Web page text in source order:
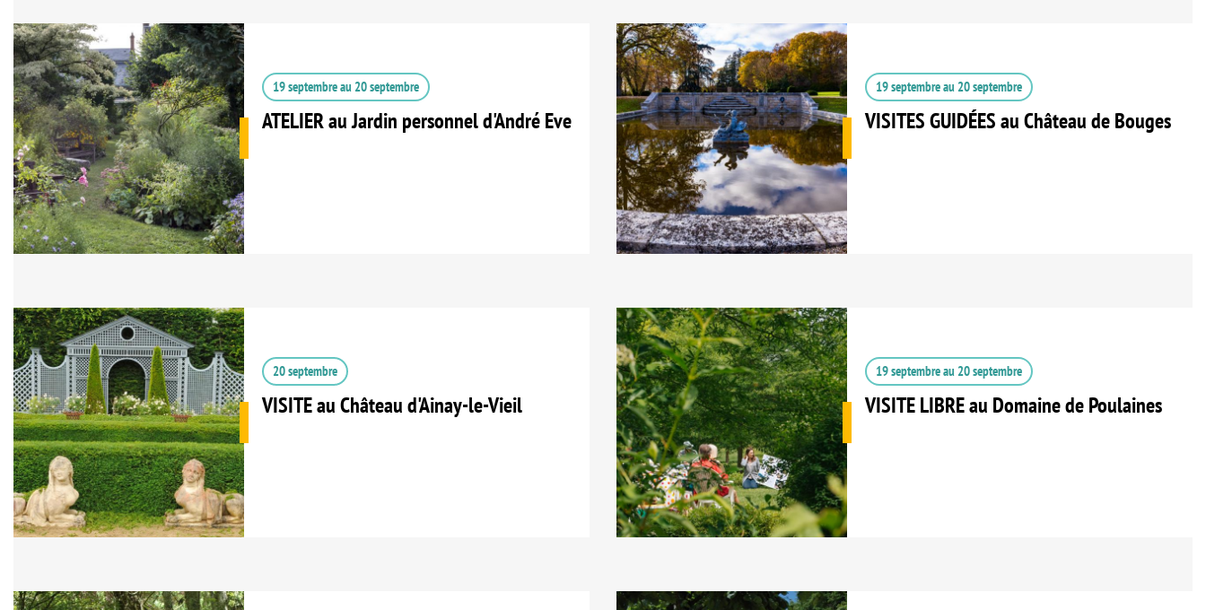
19 septembreau 20 septembre
ATELIER au Jardin personnel d'André Eve
19 septembreau 20 septembre
VISITES GUIDÉES au Château de Bouges
20 septembre
VISITE au Château d'Ainay-le-Vieil
19 septembreau 20 septembre
VISITE LIBRE au Domaine de Poulaines